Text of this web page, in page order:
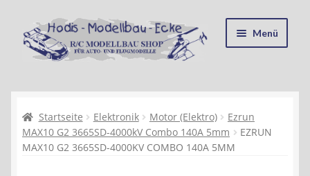
Zur
Navigation
springen
Zum
Inhalt
springen
Menü
Kasse
Mein Konto
Startseite Elektronik Motor (Elektro)
Ezrun
MAX10 G2 3665SD-4000kV Combo 140A 5mm
EZRUN
MAX10 G2 3665SD-4000KV COMBO 140A 5MM